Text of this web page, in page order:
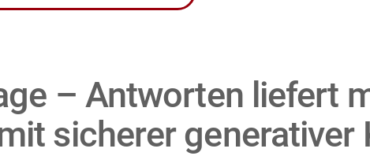
– Antworten liefert
sicherer generativer